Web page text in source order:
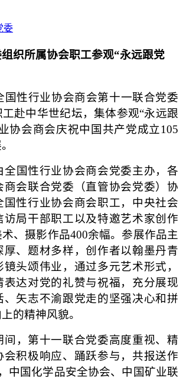
委
织所属协会职工参观“永远跟党
性行业协会商会第十一联合党委
赴中华世纪坛，集体参观“永远跟
协会商会庆祝中国共产党成立105
国性行业协会商会党委主办，各
商会联合党委（直管协会党委）协
国性行业协会商会职工，中央社会
访局干部职工以及特邀艺术家创作
、摄影作品400余幅。参展作品主
厚、题材多样，创作者以翰墨丹青
头颂伟业，通过多元艺术形式，
表达对党的礼赞与祝福，充分展现
、矢志不渝跟党走的坚强决心和拼
的精神风貌。
，第十一联合党委高度重视、精
会积极响应、踊跃参与，共报送作
中国化学品安全协会、中国矿业联